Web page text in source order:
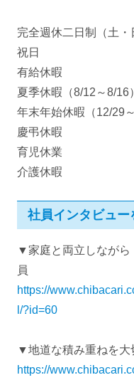
完全週休二日制（土・
祝日
有給休暇
夏季休暇（8/12～8/16）
年末年始休暇（12/29～
慶弔休暇
育児休業
介護休暇
社員インタビュー
▼家庭と両立しながら
員
https://
l/?id=60
▼地道な積み重ねを大
https://